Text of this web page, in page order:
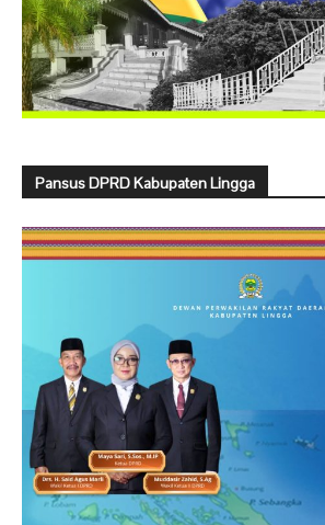
Pansus DPRD Kabupaten Lingga